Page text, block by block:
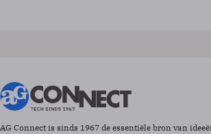
AG Connect is sinds 1967 de essentiële bron van